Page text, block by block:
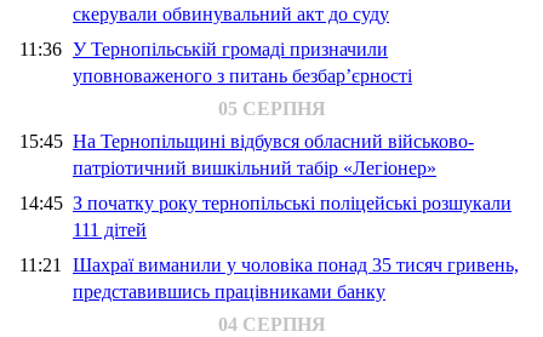
скерували обвинувальний акт до суду
11:36 У Тернопільській громаді призначили
уповноваженого з питань безбар’єрності
05 СЕРПНЯ
15:45 На Тернопільщині відбувся обласний військово-
патріотичний вишкільний табір «Легіонер»
14:45 З початку року тернопільські поліцейські розшукали
111 дітей
11:21 Шахраї виманили у чоловіка понад 35 тисяч гривень,
представившись працівниками банку
04 СЕРПНЯ